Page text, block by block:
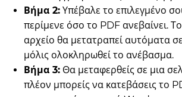
Βήμα 2: Υπέβαλε το επιλεγμένο
περίμενε όσο το PDF ανεβαίνει.
αρχείο θα μετατραπεί αυτόματα
μόλις ολοκληρωθεί το ανέβασμα.
Βήμα 3: Θα μεταφερθείς σε μια
πλέον μπορείς να κατεβάσεις το